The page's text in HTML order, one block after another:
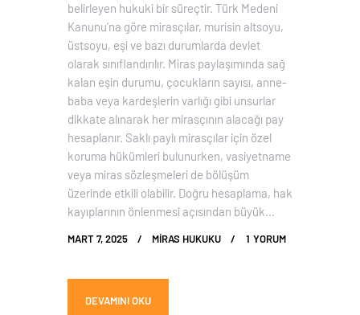
belirleyen hukuki bir süreçtir. Türk Medeni
Kanunu’na göre mirasçılar, murisin altsoyu,
üstsoyu, eşi ve bazı durumlarda devlet
olarak sınıflandırılır. Miras paylaşımında sağ
kalan eşin durumu, çocukların sayısı, anne-
baba veya kardeşlerin varlığı gibi unsurlar
dikkate alınarak her mirasçının alacağı pay
hesaplanır. Saklı paylı mirasçılar için özel
koruma hükümleri bulunurken, vasiyetname
veya miras sözleşmeleri de bölüşüm
üzerinde etkili olabilir. Doğru hesaplama, hak
kayıplarının önlenmesi açısından büyük…
MART 7, 2025 MIRAS HUKUKU 1 YORUM
DEVAMINI OKU